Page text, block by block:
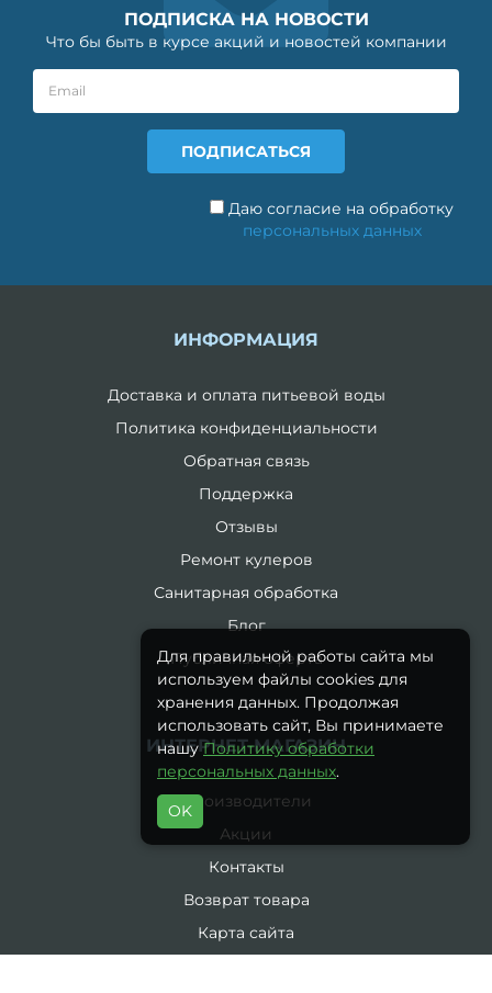
ПОДПИСКА НА НОВОСТИ
Что бы быть в курсе акций и новостей компании
Даю согласие на обработку
персональных данных
ИНФОРМАЦИЯ
Доставка и оплата питьевой воды
Политика конфиденциальности
Обратная связь
Поддержка
Отзывы
Ремонт кулеров
Санитарная обработка
Блог
Публичная оферта
ИНТЕРНЕТ-МАГАЗИН
Производители
Акции
Контакты
Возврат товара
Карта сайта
Для правильной работы сайта мы
используем файлы cookies для
хранения данных. Продолжая
использовать сайт, Вы принимаете
нашуПолитику обработки
персональных данных.
OK